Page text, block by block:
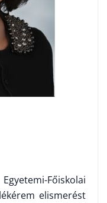
Főiskolai
elismerést